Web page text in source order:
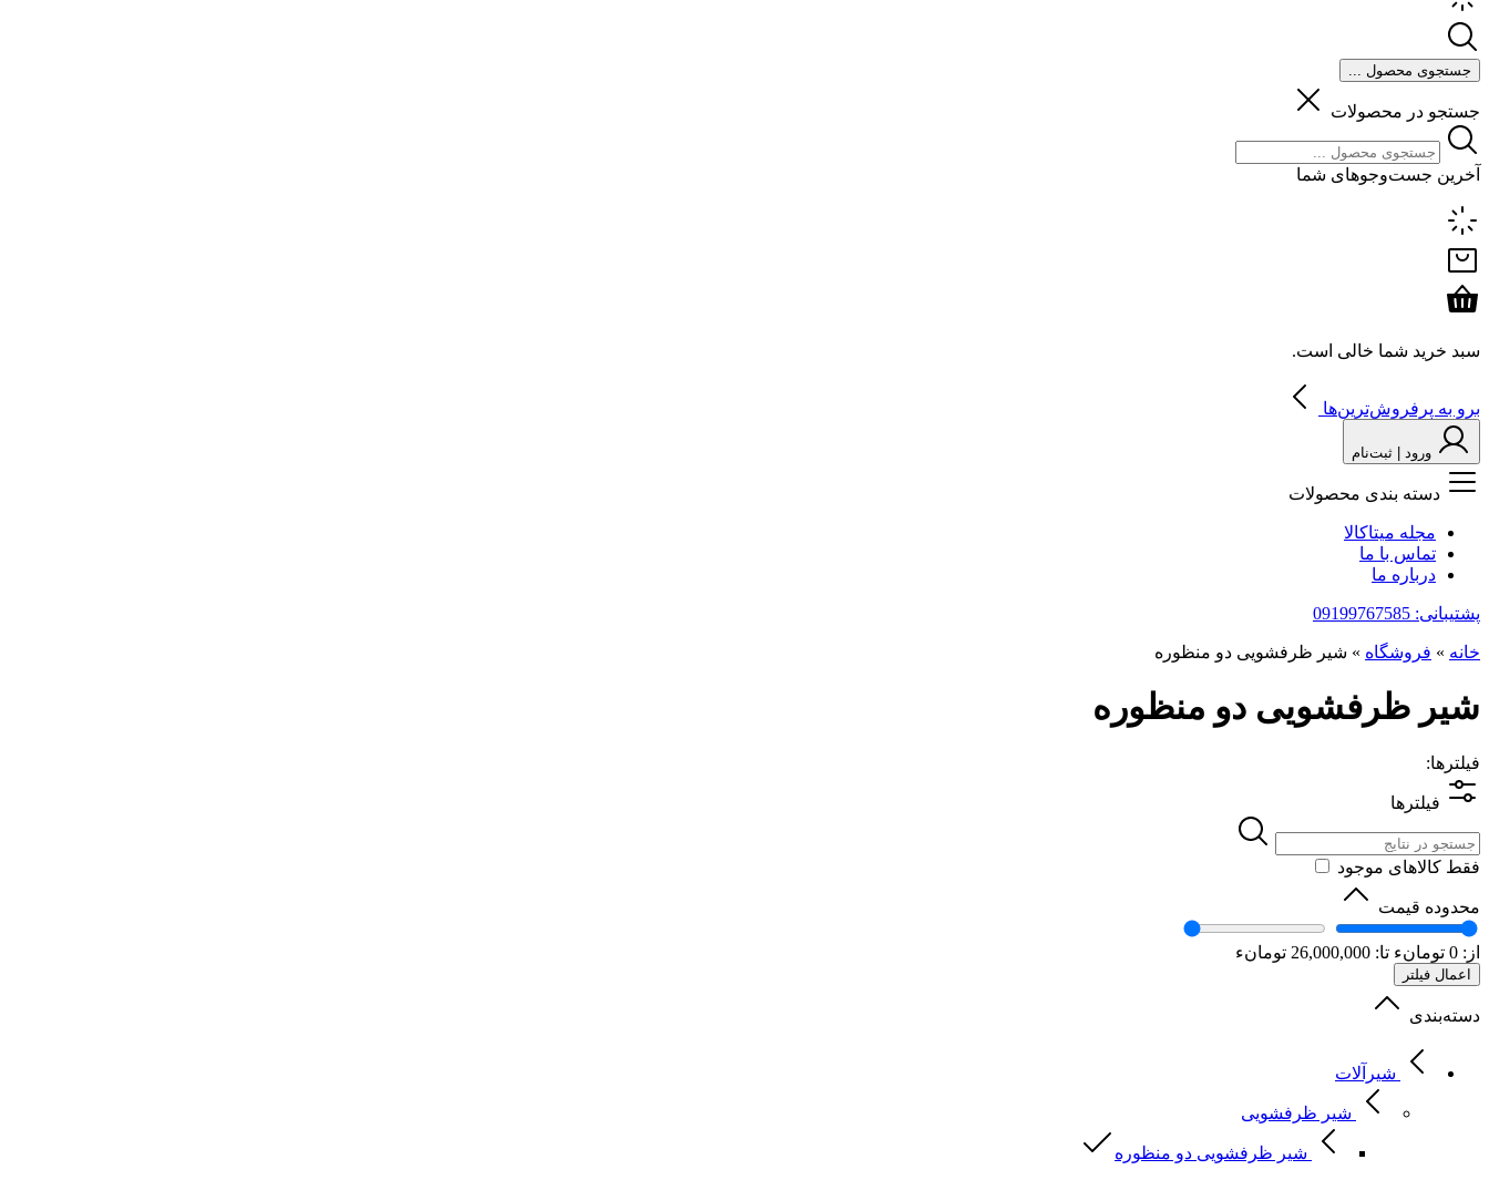
جستجوی محصول ...
جستجو در محصولات
آخرین جست‌وجوهای شما
سبد خرید شما خالی است.
برو به پرفروش‌ترین‌ها
ورود | ثبت‌نام
دسته بندی محصولات
مجله میتاکالا
تماس با ما
درباره ما
پشتیبانی: 09199767585
خانه » فروشگاه » شیر ظرفشویی دو منظوره
شیر ظرفشویی دو منظوره
فیلترها:
فیلترها
فقط کالاهای موجود
محدوده قیمت
از: 0 تومانء تا: 26,000,000 تومانء
اعمال فیلتر
دسته‌بندی
شیرآلات
شیر ظرفشویی
شیر ظرفشویی دو منظوره